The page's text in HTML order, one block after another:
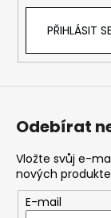
PŘIHLÁSIT SE
Odebírat
Vložte svůj e-
nových
E-mail